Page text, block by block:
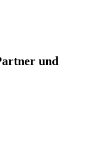
und